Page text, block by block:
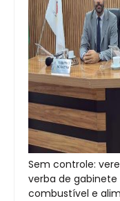
Sem controle:
verba de
combustível e